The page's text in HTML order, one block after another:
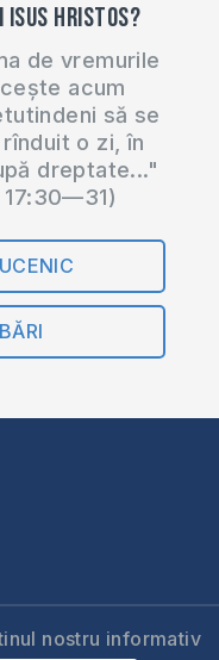
Isus Hristos?
de vremurile
acum
să se
o zi, în
dreptate..."
nostru informativ